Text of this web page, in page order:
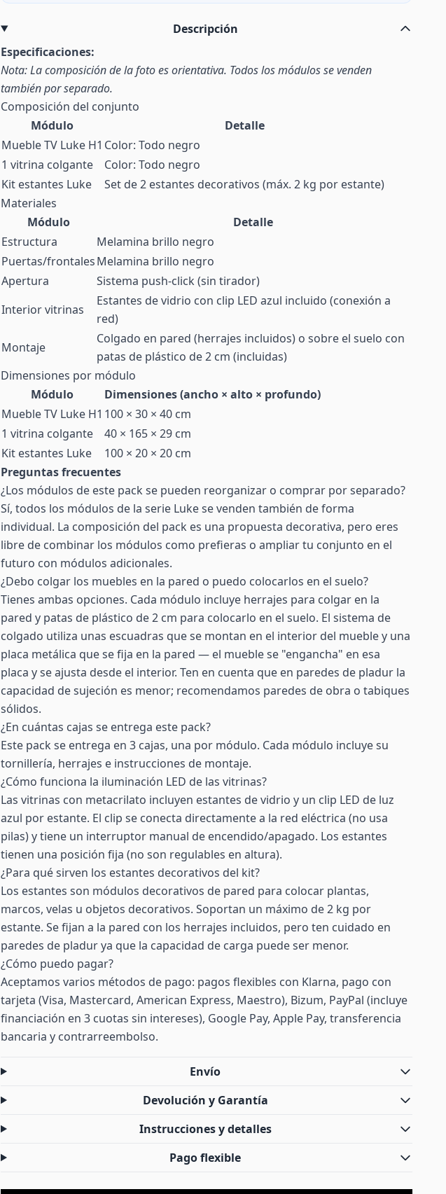
Descripción
Especificaciones:
Nota: La composición de la foto es orientativa. Todos los módulos se venden
también por separado.
Composición del conjunto
Módulo
Detalle
Mueble TV Luke H1 Color: Todo negro
1 vitrina colgante
Color: Todo negro
Kit estantes Luke
Set de 2 estantes decorativos (máx. 2 kg por estante)
Materiales
Módulo
Detalle
Estructura
Melamina brillo negro
Puertas/frontalesMelamina brillo negro
Apertura
Sistema push-click (sin tirador)
Interior vitrinas
Estantes de vidrio con clip LED azul incluido (conexión a
red)
Montaje
Colgado en pared (herrajes incluidos) o sobre el suelo con
patas de plástico de 2 cm (incluidas)
Dimensiones por módulo
Módulo
Dimensiones (ancho × alto × profundo)
Mueble TV Luke H1 100 × 30 × 40 cm
1 vitrina colgante
40 × 165 × 29 cm
Kit estantes Luke
100 × 20 × 20 cm
Preguntas frecuentes
¿Los módulos de este pack se pueden reorganizar o comprar por separado?
Sí, todos los módulos de la serie Luke se venden también de forma
individual. La composición del pack es una propuesta decorativa, pero eres
libre de combinar los módulos como prefieras o ampliar tu conjunto en el
futuro con módulos adicionales.
¿Debo colgar los muebles en la pared o puedo colocarlos en el suelo?
Tienes ambas opciones. Cada módulo incluye herrajes para colgar en la
pared y patas de plástico de 2 cm para colocarlo en el suelo. El sistema de
colgado utiliza unas escuadras que se montan en el interior del mueble y una
placa metálica que se fija en la pared — el mueble se "engancha" en esa
placa y se ajusta desde el interior. Ten en cuenta que en paredes de pladur la
capacidad de sujeción es menor; recomendamos paredes de obra o tabiques
sólidos.
¿En cuántas cajas se entrega este pack?
Este pack se entrega en 3 cajas, una por módulo. Cada módulo incluye su
tornillería, herrajes e instrucciones de montaje.
¿Cómo funciona la iluminación LED de las vitrinas?
Las vitrinas con metacrilato incluyen estantes de vidrio y un clip LED de luz
azul por estante. El clip se conecta directamente a la red eléctrica (no usa
pilas) y tiene un interruptor manual de encendido/apagado. Los estantes
tienen una posición fija (no son regulables en altura).
¿Para qué sirven los estantes decorativos del kit?
Los estantes son módulos decorativos de pared para colocar plantas,
marcos, velas u objetos decorativos. Soportan un máximo de 2 kg por
estante. Se fijan a la pared con los herrajes incluidos, pero ten cuidado en
paredes de pladur ya que la capacidad de carga puede ser menor.
¿Cómo puedo pagar?
Aceptamos varios métodos de pago: pagos flexibles con Klarna, pago con
tarjeta (Visa, Mastercard, American Express, Maestro), Bizum, PayPal (incluye
financiación en 3 cuotas sin intereses), Google Pay, Apple Pay, transferencia
bancaria y contrarreembolso.
Envío
Devolución y Garantía
Instrucciones y detalles
Pago flexible